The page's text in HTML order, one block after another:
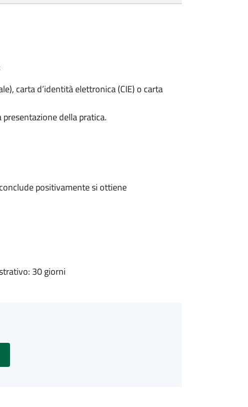
carta d’identità elettronica (CIE) o carta
della pratica.
positivamente si ottiene
30 giorni